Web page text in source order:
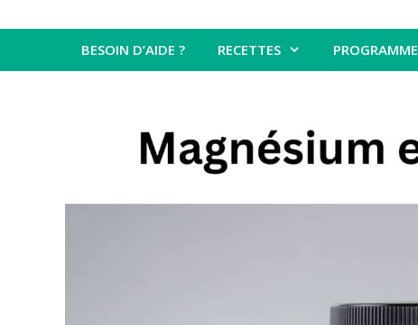
BESOIN D’AIDE ? RECETTES PROGRAMME